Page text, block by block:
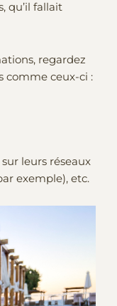
qu’il fallait
regardez
comme ceux-ci :
leurs réseaux
exemple), etc.